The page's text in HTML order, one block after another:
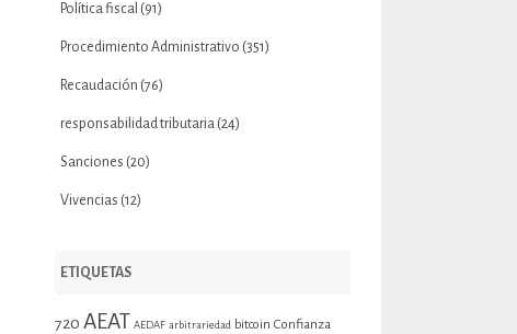
Política fiscal (91)
Procedimiento Administrativo (351)
Recaudación (76)
responsabilidad tributaria(24)
Sanciones (20)
Vivencias (12)
ETIQUETAS
720 AEAT AEDAF arbitrariedad bitcoin Confianza